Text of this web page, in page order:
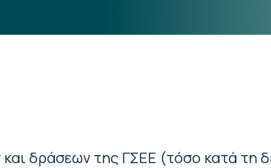
δράσεων της ΓΣΕΕ (τόσο κατά τη